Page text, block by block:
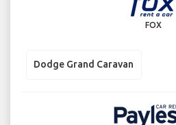
FOX
Dodge Grand Caravan